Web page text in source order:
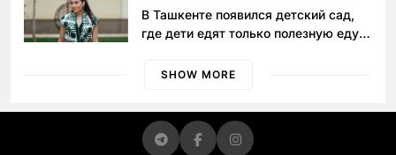
В Ташкенте появился детский сад,
где дети едят только полезную еду.
просить «кашу без сахара»
SHOW MORE